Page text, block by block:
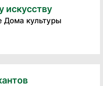
искусству
Дома культуры